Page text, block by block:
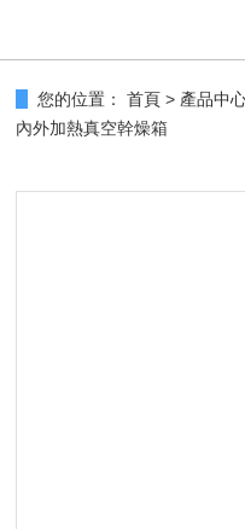
您的位置： 首頁 > 產品中
內外加熱真空幹燥箱